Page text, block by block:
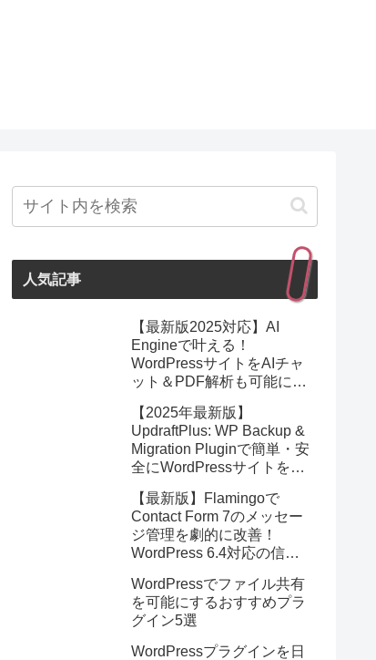
人気記事
【最新版2025対応】AI
Engineで叶える！
WordPressサイトをAIチャ
ット＆PDF解析も可能にす
【2025年最新版】
UpdraftPlus: WP Backup &
Migration Pluginで簡単・安
全にWordPressサイトを即
【最新版】Flamingoで
Contact Form 7のメッセー
ジ管理を劇的に改善！
WordPress 6.4対応の信頼
WordPressでファイル共有
を可能にするおすすめプラ
グイン5選
WordPressプラグインを日